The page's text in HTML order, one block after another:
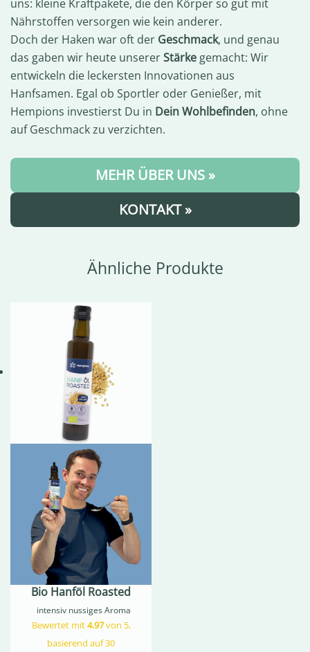
uns: kleine Kraftpakete, die den Körper so gut mit
Nährstoffen versorgen wie kein anderer.
Doch der Haken war oft der Geschmack, und genau
das gaben wir heute unsererStärke gemacht: Wir
entwickeln die leckersten Innovationen aus
Hanfsamen. Egal ob Sportler oder Genießer, mit
Hempions investierst Du in Dein Wohlbefinden, ohne
auf Geschmack zu verzichten.
MEHR ÜBER UNS »
KONTAKT »
Ähnliche Produkte
Bio Hanföl Roasted
intensiv nussiges Aroma
Bewertet mit4.97von 5,
basierend auf30